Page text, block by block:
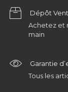
Dépôt
Achetez et
main
Garantie
Tous les